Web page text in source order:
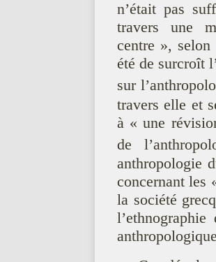
n’était pas
travers une
centre »,
été de surcroît
sur
travers elle et
à « une
de
anthropologie
concernant les
la société